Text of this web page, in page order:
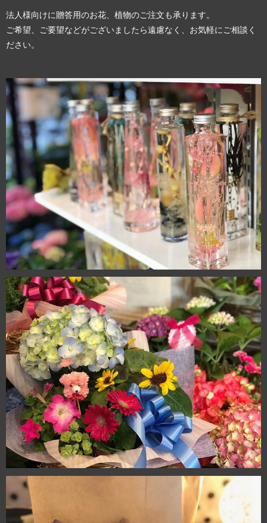
法人様向けに贈答用のお花、植物のご注文も承ります。
ご希望、ご要望などがございましたら遠慮なく、お気軽にご相談く
ださい。